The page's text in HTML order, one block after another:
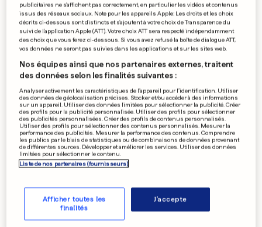
VIDÉO EN STREAMING
Amazon et Google mettent
fin à leur conflit
0
FUTSAL
Le Portugal, un vivier pour
le futsal luxembourgeois
0 0
PUBLICITÉ
publicitaires ne s'affichent pas correctement, en particulier les vidéos et contenus
issus des réseaux sociaux. Note pour les appareils Apple: Les droits et les choix
décrits ci-dessous sont distincts et s'ajoutent à votre choix de Transparence du
suivi de l'application Apple (ATT). Votre choix ATT sera respecté indépendamment
des choix que vous ferez ci-dessous. Si vous avez refusé la boîte de dialogue ATT,
vos données ne seront pas suivies dans les applications et sur les sites web.
Nos équipes ainsi que nos partenaires externes, traitent
des données selon les finalités suivantes :
Analyser activement les caractéristiques de l’appareil pour l’identification. Utiliser
des données de géolocalisation précises. Stocker et/ou accéder à des informations
sur un appareil. Utiliser des données limitées pour sélectionner la publicité. Créer
des profils pour la publicité personnalisée. Utiliser des profils pour sélectionner
des publicités personnalisées. Créer des profils de contenus personnalisés.
Utiliser des profils pour sélectionner des contenus personnalisés. Mesurer la
performance des publicités. Mesurer la performance des contenus. Comprendre
les publics par le biais de statistiques ou de combinaisons de données provenant
de différentes sources. Développer et améliorer les services. Utiliser des données
limitées pour sélectionner le contenu.
Liste de nos partenaires (fournisseurs)
Afficher toutes les
finalités
J'accepte